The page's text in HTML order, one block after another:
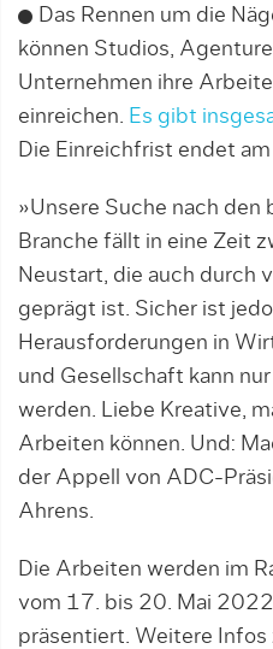
Das Rennen um die
können Studios,
Unternehmen ihre
einreichen. Es gibt
Die Einreichfrist endet
»Unsere Suche nach
Branche fällt in eine Zeit
Neustart, die auch durch
geprägt ist. Sicher ist
Herausforderungen in
und Gesellschaft kann
werden. Liebe Kreative,
Arbeiten können. Und:
der Appell von ADC-
Ahrens.
Die Arbeiten werden im
vom 17. bis 20. Mai
präsentiert. Weitere